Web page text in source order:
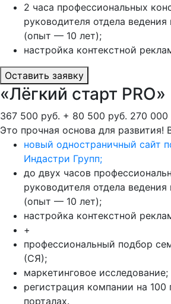
2 часа профессиональных
руководителя отдела
(опыт — 10 лет);
настройка контекстной
Оставить заявку
«Лёгкий старт PRO»
367 500 руб. + 80 500 руб. 270 000
Это прочная основа для развития!
новый одностраничный сайт
Индастри Групп;
до двух часов
руководителя отдела
(опыт — 10 лет);
настройка контекстной
+
профессиональный подбор
(СЯ);
маркетинговое исследование;
регистрация компании на
порталах.